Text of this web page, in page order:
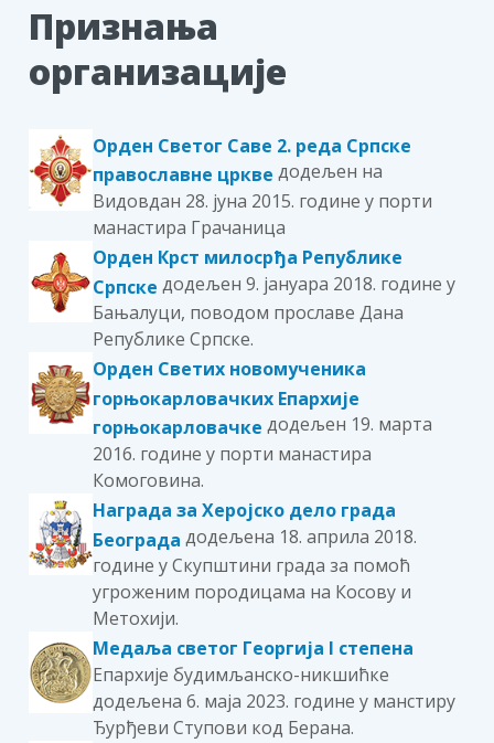
Признања
организације
Орден Светог Саве 2. реда Српске
православне цркве додељен на
Видовдан 28. јуна 2015. године у порти
манастира Грачаница
Орден Крст милосрђа Републике
Српске додељен 9. јануара 2018. године у
Бањалуци, поводом прославе Дана
Републике Српске.
Орден Светих новомученика
горњокарловачких Епархије
горњокарловачке додељен 19. марта
2016. године у порти манастира
Комоговина.
Награда за Херојско дело града
Београда додељена 18. априлa 2018.
године у Скупштини града за помоћ
угроженим породицама на Косову и
Метохији.
Медаља светог Георгија I степена
Епархије будимљанско-никшићке
додељена 6. маја 2023. године у манстиру
Ђурђеви Ступови код Берана.